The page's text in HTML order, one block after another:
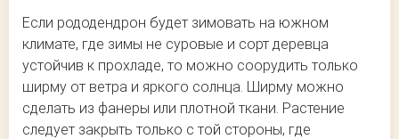
Если рододендрон будет зимовать на южном
климате, где зимы не суровые и сорт деревца
устойчив к прохладе, то можно соорудить только
ширму от ветра и яркого солнца. Ширму можно
сделать из фанеры или плотной ткани. Растение
следует закрыть только с той стороны, где